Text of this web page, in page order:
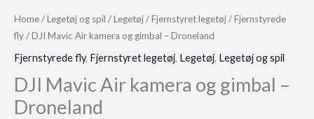
Home/Legetøj og spil /Legetøj/Fjernstyret legetøj/Fjernstyrede
fly/ DJI Mavic Air kamera og gimbal – Droneland
Fjernstyrede fly, Fjernstyret legetøj, Legetøj, Legetøj og spil
DJI Mavic Air kamera og gimbal –
Droneland